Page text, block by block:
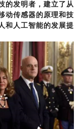
的发明者，建立了从
动传感器的原理和技
和人工智能的发展提